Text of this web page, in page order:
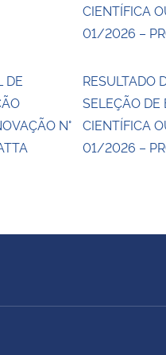
CIENTÍFICA
01/2026 –
DE
N°
RESULTADO
SELEÇÃO DE
CIENTÍFICA
01/2026 –